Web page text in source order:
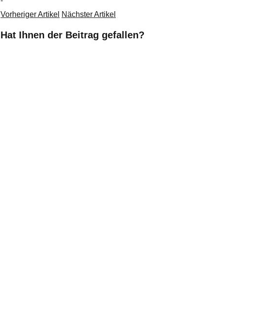
Vorheriger Artikel Nächster Artikel
Hat Ihnen der Beitrag gefallen?